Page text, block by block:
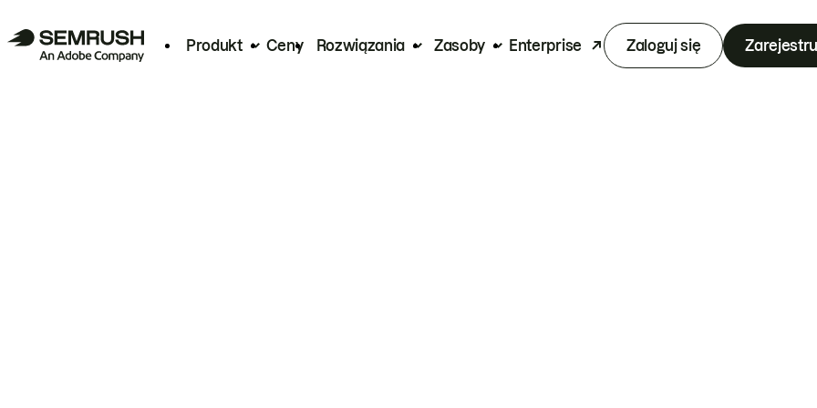
Produkt Ceny Rozwiązania Zasoby Enterprise Zaloguj się